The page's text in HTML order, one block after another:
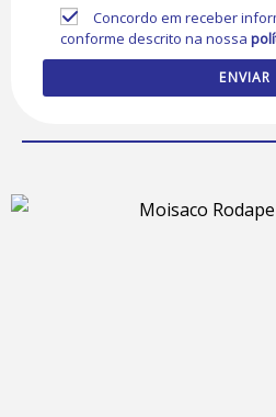
Concordo em receber
conforme descrito na nossa